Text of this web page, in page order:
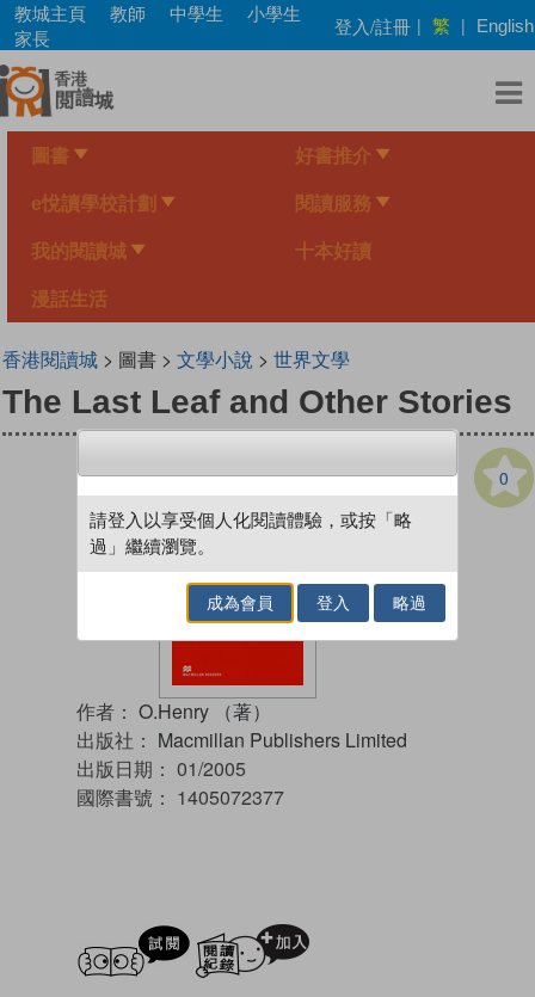
Skip
main
content
教城主頁 教師 中學生
小學生
家長
登入/註冊 | 繁 | English
圖書 好書推介
e悅讀學校計劃 閱讀服務
我的閱讀城 十本好讀
漫話生活
香港閱讀城> 圖書 > 文學小說 > 世界文學
The Last Leaf and Other Stories
0
作者： O.Henry （著）
出版社： Macmillan Publishers Limited
出版日期： 01/2005
國際書號： 1405072377
試閲
請登入以享受個人化閱讀體驗，或按「略
過」繼續瀏覽。
成為會員 登入 略過